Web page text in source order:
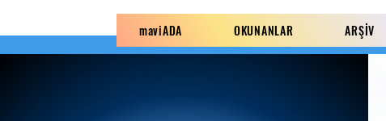
maviADA OKUNANLAR ARŞİV